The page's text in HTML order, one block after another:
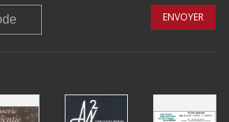
ENVOYER